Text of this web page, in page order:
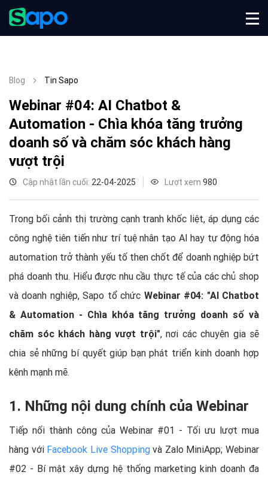
Blog Tin Sapo
Webinar #04: AI Chatbot &
Automation - Chìa khóa tăng trưởng
doanh số và chăm sóc khách hàng
vượt trội
Cập nhật lần cuối: 22-04-2025 Lượt xem 980
Trong bối cảnh thị trường cạnh tranh khốc liệt, áp dụng các
công nghệ tiên tiến như trí tuệ nhân tạo AI hay tự động hóa
automation trở thành yếu tố then chốt để doanh nghiệp bứt
phá doanh thu. Hiểu được nhu cầu thực tế của các chủ shop
và doanh nghiệp, Sapo tổ chức Webinar #04: "AI Chatbot
& Automation - Chìa khóa tăng trưởng doanh số và
chăm sóc khách hàng vượt trội", nơi các chuyên gia sẽ
chia sẻ những bí quyết giúp bạn phát triển kinh doanh hợp
kênh mạnh mẽ.
1. Những nội dung chính của Webinar
Tiếp nối thành công của Webinar #01 - Tối ưu lượt mua
hàng với Facebook Live Shoppingvà Zalo MiniApp; Webinar
#02 - Bí mật xây dựng hệ thống marketing kinh doanh đa